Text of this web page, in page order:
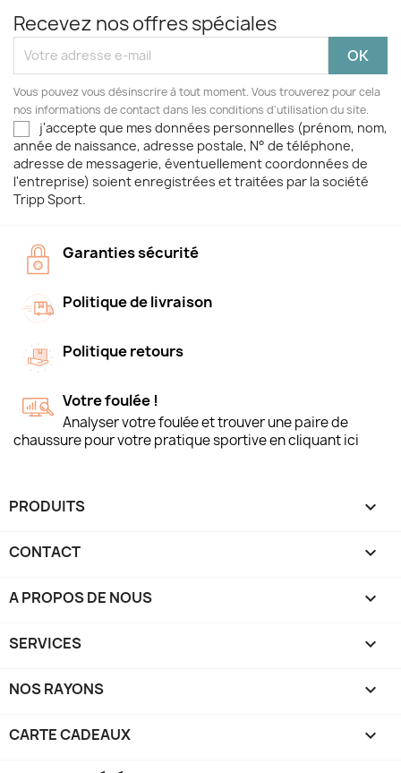
Recevez nos offres spéciales
Vous pouvez vous désinscrire à tout moment. Vous trouverez pour cela
nos informations de contact dans les conditions d'utilisation du site.
j'accepte que mes données personnelles (prénom, nom,
année de naissance, adresse postale, N° de téléphone,
adresse de messagerie, éventuellement coordonnées de
l'entreprise) soient enregistrées et traitées par la société
Tripp Sport.
Garanties sécurité
Politique de livraison
Politique retours
Votre foulée !
Analyser votre foulée et trouver une paire de
chaussure pour votre pratique sportive en cliquant ici
PRODUITS 
CONTACT 
A PROPOS DE NOUS 
SERVICES 
NOS RAYONS 
CARTE CADEAUX 